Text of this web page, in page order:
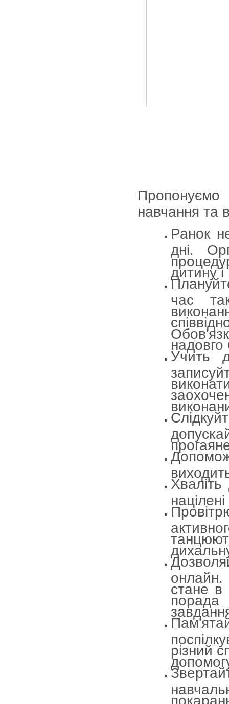
Пропонуємо
навчання та
Ранок
дні.
дитину і
час
надовго
Учить
стане в
різний